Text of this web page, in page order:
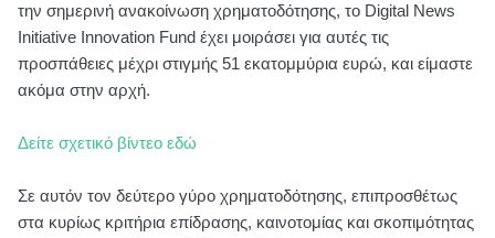
την σημερινή ανακοίνωση χρηματοδότησης, το Digital News
Initiative Innovation Fund έχει μοιράσει για αυτές τις
προσπάθειες μέχρι στιγμής 51 εκατομμύρια ευρώ, και είμαστε
ακόμα στην αρχή.
Δείτε σχετικό βίντεο εδώ
Σε αυτόν τον δεύτερο γύρο χρηματοδότησης, επιπροσθέτως
στα κυρίως κριτήρια επίδρασης, καινοτομίας και σκοπιμότητας